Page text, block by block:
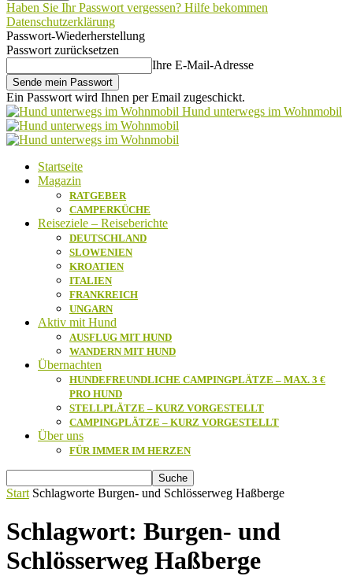
Haben Sie Ihr Passwort vergessen? Hilfe bekommen
Datenschutzerklärung
Passwort-Wiederherstellung
Passwort zurücksetzen
Ihre E-Mail-Adresse
Ein Passwort wird Ihnen per Email zugeschickt.
Hund unterwegs im Wohnmobil
Startseite
Magazin
RATGEBER
CAMPERKÜCHE
Reiseziele – Reiseberichte
DEUTSCHLAND
SLOWENIEN
KROATIEN
ITALIEN
FRANKREICH
UNGARN
Aktiv mit Hund
AUSFLUG MIT HUND
WANDERN MIT HUND
Übernachten
HUNDEFREUNDLICHE CAMPINGPLÄTZE – MAX. 3 €
PRO HUND
STELLPLÄTZE – KURZ VORGESTELLT
CAMPINGPLÄTZE – KURZ VORGESTELLT
Über uns
FÜR IMMER IM HERZEN
Start Schlagworte Burgen- und Schlösserweg Haßberge
Schlagwort: Burgen- und
Schlösserweg Haßberge